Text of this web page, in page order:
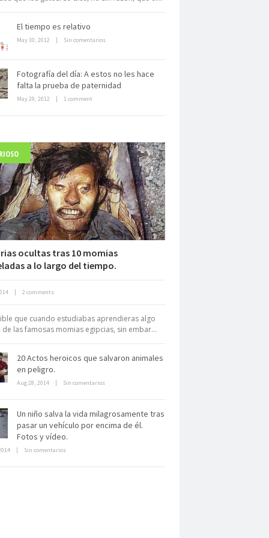
Dentro de un manicomio
abandonado
Acutis, el beato incorrupto de
15 años
Archivo Getty, un tesoro bajo tierra
derrota británica en Cartagena
de indias
El tiempo es relativo
May 30, 2012 | Sin comentarios
Fotografía del día: A estos no les hace
falta la prueba de paternidad
May 29, 2012 | 1 comment
ocultas tras 10 momias
a lo largo del tiempo.
| 2 comments
que cuando estudiabas aprendieras algo
de las famosas momias egipcias, sin embar...
20 Actos heroicos que salvaron animales
en peligro.
Aug 28, 2014 | Sin comentarios
Un niño salva la vida milagrosamente tras
pasar un vehículo por encima de él.
Fotos y vídeo.
| Sin comentarios